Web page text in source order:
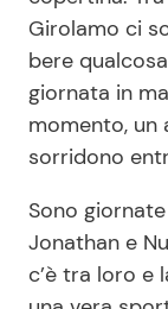
Girolamo ci
bere
giornata in
momento, un
sorridono
Sono
Jonathan e
c’è tra loro e